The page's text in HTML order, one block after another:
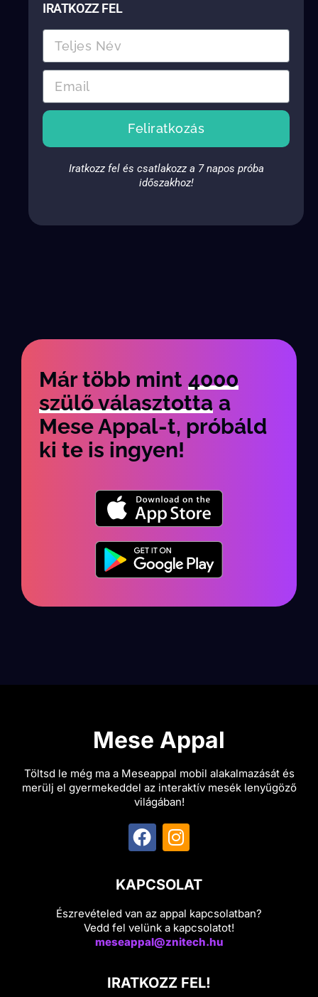
IRATKOZZ FEL
Feliratkozás
Iratkozz fel és csatlakozz a 7 napos próba
időszakhoz!
Már több mint 4000
szülő választotta a
Mese Appal-t, próbáld
ki te is ingyen!
Mese Appal
Töltsd le még ma a Meseappal mobil alakalmazását és
merülj el gyermekeddel az interaktív mesék lenyűgöző
világában!
KAPCSOLAT
Észrevételed van az appal kapcsolatban?
Vedd fel velünk a kapcsolatot!
meseappal@znitech.hu
IRATKOZZ FEL!